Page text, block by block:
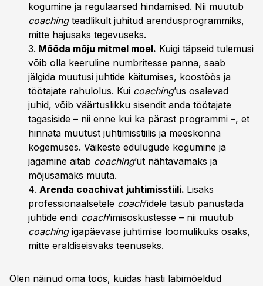
kogumine ja regulaarsed hindamised. Nii muutub
coaching teadlikult juhitud arendusprogrammiks,
mitte hajusaks tegevuseks.
Mõõda mõju mitmel moel. Kuigi täpseid tulemusi
võib olla keeruline numbritesse panna, saab
jälgida muutusi juhtide käitumises, koostöös ja
töötajate rahulolus. Kui coaching’us osalevad
juhid, võib väärtuslikku sisendit anda töötajate
tagasiside – nii enne kui ka pärast programmi –, et
hinnata muutust juhtimisstiilis ja meeskonna
kogemuses. Väikeste edulugude kogumine ja
jagamine aitab coaching’ut nähtavamaks ja
mõjusamaks muuta.
Arenda coachivat juhtimisstiili. Lisaks
professionaalsetele coach’idele tasub panustada
juhtide endi coach’imisoskustesse – nii muutub
coaching igapäevase juhtimise loomulikuks osaks,
mitte eraldiseisvaks teenuseks.
Olen näinud oma töös, kuidas hästi läbimõeldud